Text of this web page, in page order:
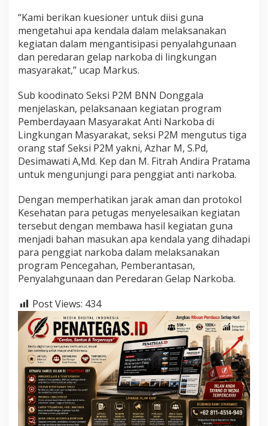
“Kami berikan kuesioner untuk diisi guna
mengetahui apa kendala dalam melaksanakan
kegiatan dalam mengantisipasi penyalahgunaan
dan peredaran gelap narkoba di lingkungan
masyarakat,” ucap Markus.
Sub koodinato Seksi P2M BNN Donggala
menjelaskan, pelaksanaan kegiatan program
Pemberdayaan Masyarakat Anti Narkoba di
Lingkungan Masyarakat, seksi P2M mengutus tiga
orang staf Seksi P2M yakni, Azhar M, S.Pd,
Desimawati A,Md. Kep dan M. Fitrah Andira Pratama
untuk mengunjungi para penggiat anti narkoba.
Dengan memperhatikan jarak aman dan protokol
Kesehatan para petugas menyelesaikan kegiatan
tersebut dengan membawa hasil kegiatan guna
menjadi bahan masukan apa kendala yang dihadapi
para penggiat narkoba dalam melaksanakan
program Pencegahan, Pemberantasan,
Penyalahgunaan dan Peredaran Gelap Narkoba.
Post Views: 434